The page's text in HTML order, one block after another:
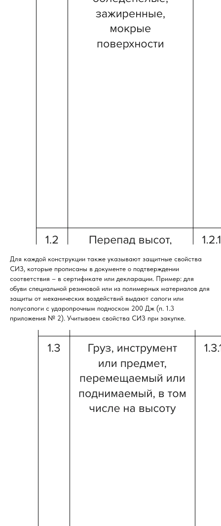
Для каждой конструкции также указывают защитные свойства
СИЗ, которые прописаны в документе о подтверждении
соответствия – в сертификате или декларации. Пример: для
обуви специальной резиновой или из полимерных материалов для
защиты от механических воздействий выдают сапоги или
полусапоги с ударопрочным подноском 200 Дж (п. 1.3
приложения № 2). Учитываем свойства СИЗ при закупке.